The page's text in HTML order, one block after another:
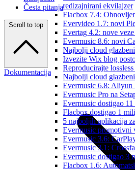
redizajnirani ekvilajzer
Flacbox 7.4:
Evervideo 1.7: novi
Evertag 4.2: nove
Evermusic 8.6: novi
Najbolji cloud
Izvezite Wix blog
Reproducirajte
Najbolji cloud
Evermusic 6.8:
Evermusic Pro na
Evermusic dostigao
Flacbox dostigao 1
5 najboljih aplikacija
Evermusic promotivni
Evermusic 3.6:
Evermusic 3.1:
Evermusic dostigao 3
Flacbox 1.6:
Česta pitanja
Scroll to top
Dokumentacija